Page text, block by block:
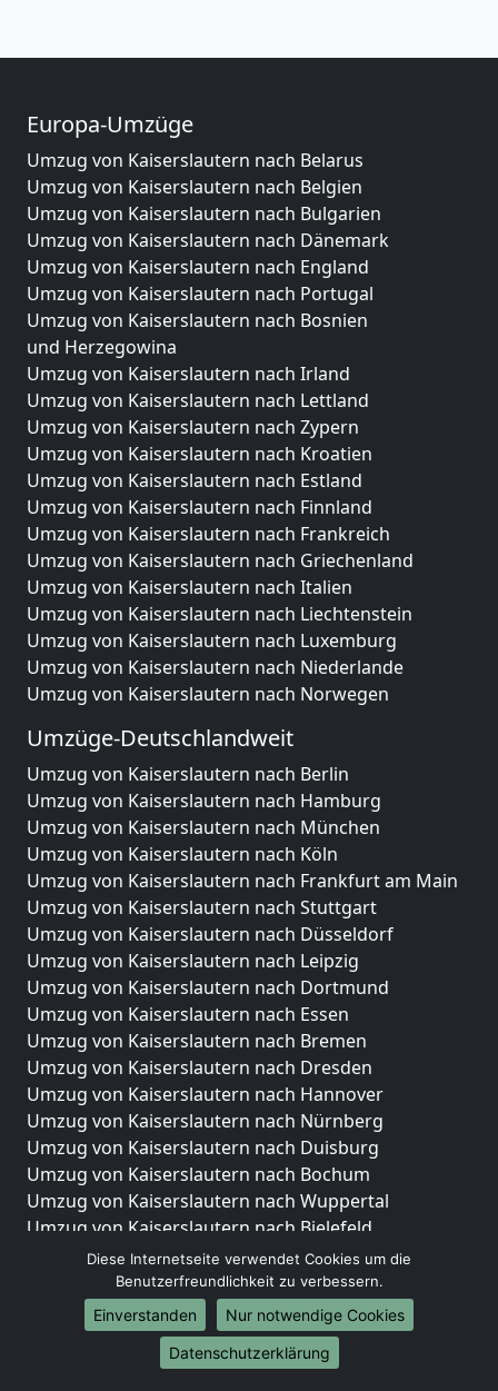
Europa-Umzüge
Umzug von Kaiserslautern nach Belarus
Umzug von Kaiserslautern nach Belgien
Umzug von Kaiserslautern nach Bulgarien
Umzug von Kaiserslautern nach Dänemark
Umzug von Kaiserslautern nach England
Umzug von Kaiserslautern nach Portugal
Umzug von Kaiserslautern nach Bosnien
und Herzegowina
Umzug von Kaiserslautern nach Irland
Umzug von Kaiserslautern nach Lettland
Umzug von Kaiserslautern nach Zypern
Umzug von Kaiserslautern nach Kroatien
Umzug von Kaiserslautern nach Estland
Umzug von Kaiserslautern nach Finnland
Umzug von Kaiserslautern nach Frankreich
Umzug von Kaiserslautern nach Griechenland
Umzug von Kaiserslautern nach Italien
Umzug von Kaiserslautern nach Liechtenstein
Umzug von Kaiserslautern nach Luxemburg
Umzug von Kaiserslautern nach Niederlande
Umzug von Kaiserslautern nach Norwegen
Umzüge-Deutschlandweit
Umzug von Kaiserslautern nach Berlin
Umzug von Kaiserslautern nach Hamburg
Umzug von Kaiserslautern nach München
Umzug von Kaiserslautern nach Köln
Umzug von Kaiserslautern nach Frankfurt am Main
Umzug von Kaiserslautern nach Stuttgart
Umzug von Kaiserslautern nach Düsseldorf
Umzug von Kaiserslautern nach Leipzig
Umzug von Kaiserslautern nach Dortmund
Umzug von Kaiserslautern nach Essen
Umzug von Kaiserslautern nach Bremen
Umzug von Kaiserslautern nach Dresden
Umzug von Kaiserslautern nach Hannover
Umzug von Kaiserslautern nach Nürnberg
Umzug von Kaiserslautern nach Duisburg
Umzug von Kaiserslautern nach Bochum
Umzug von Kaiserslautern nach Wuppertal
Umzug von Kaiserslautern nach Bielefeld
Umzug von Kaiserslautern nach Bonn
Umzug von Kaiserslautern nach Münster
Internationale-Umzüge
Umzug von Kaiserslautern nach Brasilien
Diese Internetseite verwendet Cookies um die
Benutzerfreundlichkeit zu verbessern.
Einverstanden
Nur notwendige Cookies
Datenschutzerklärung